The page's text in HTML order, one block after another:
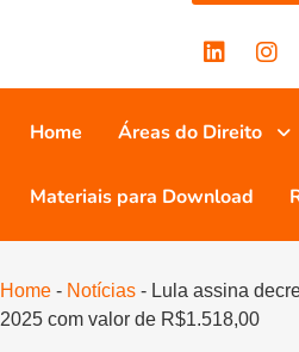
Home Áreas do Direito
Materiais para Download
Home - Notícias - Lula assina
2025 com valor de R$1.518,00